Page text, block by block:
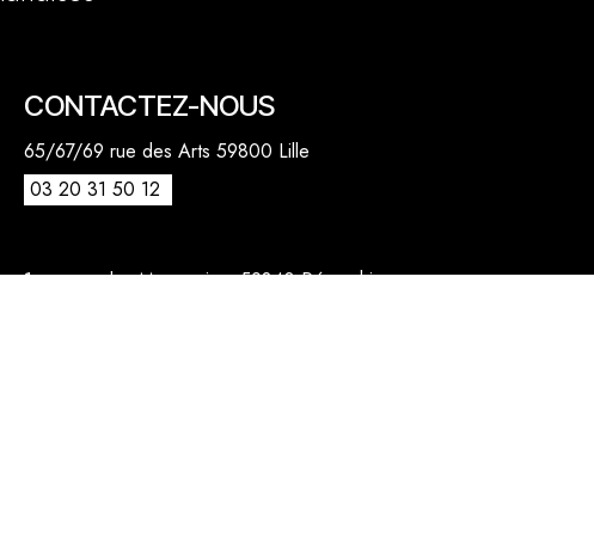
CONTACTEZ-NOUS
65/67/69 rue des Arts 59800 Lille
03 20 31 50 12
1 avenue des Marronniers 59840 Pérenchies